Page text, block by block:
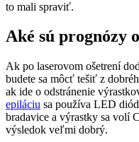
to mali spraviť.
Aké sú prognózy
Ak po laserovom ošetrení
budete sa môcť tešiť z
ak ide o odstránenie
epiláciu sa používa LED
bradavice a výrastky sa volí
výsledok veľmi dobrý.